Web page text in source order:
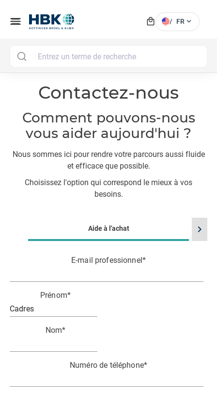
menu local_mall / FR expand_more
Contactez-nous
Comment pouvons-nous
vous aider aujourd'hui ?
Nous sommes ici pour rendre votre parcours aussi fluide
et efficace que possible.
Choisissez l'option qui correspond le mieux à vos
besoins.
Aide à l'achat
E-mail professionnel*
Prénom*
Nom*
Numéro de téléphone*
chevron_right